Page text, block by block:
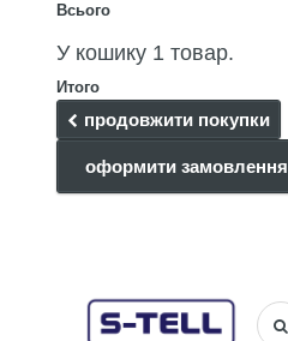
Всього
У кошику 1 товар.
Итого
продовжити покупки
оформити замовлення